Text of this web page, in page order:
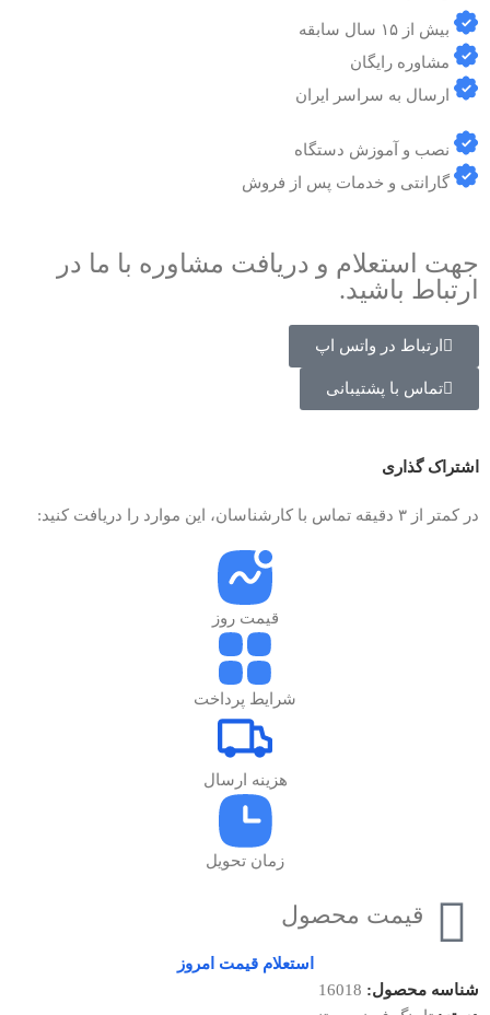
بیش از ۱۵ سال سابقه
مشاوره رایگان
ارسال به سراسر ایران
نصب و آموزش دستگاه
گارانتی و خدمات پس از فروش
جهت استعلام و دریافت مشاوره با ما در
ارتباط باشید.
ارتباط در واتس اپ
تماس با پشتیبانی
اشتراک گذاری
در کمتر از ۳ دقیقه تماس با کارشناسان، این موارد را دریافت کنید:
قیمت روز
شرایط پرداخت
هزینه ارسال
زمان تحویل
قیمت محصول
استعلام قیمت امروز
شناسه محصول: 16018